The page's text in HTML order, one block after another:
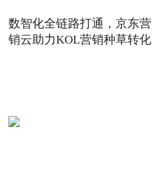
数智化全链路打通，京东营
销云助力KOL营销种草转化